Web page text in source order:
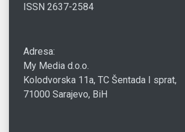
ISSN 2637-2584
Adresa:
My Media d.o.o.
Kolodvorska 11a, TC Šentada I sprat,
71000 Sarajevo, BiH